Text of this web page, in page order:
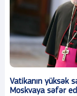
Vatikanın yüksək
Moskvaya səfər